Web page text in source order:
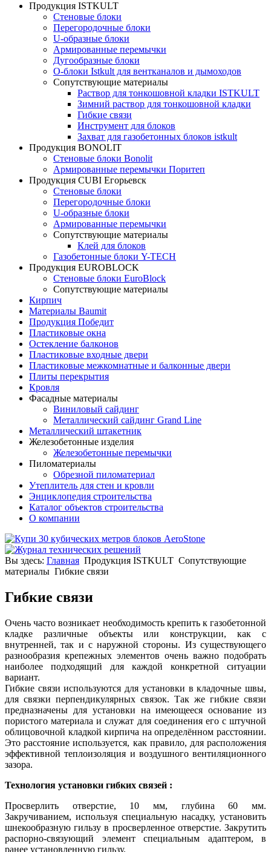
Продукция ISTKULT
Стеновые блоки
Перегородочные блоки
U-образные блоки
Армированные перемычки
Дугообразные блоки
О-блоки Istkult для вентканалов и дымоходов
Сопутствующие материалы
Раствор для тонкошовной кладки ISTKULT
Зимний раствор для тонкошовной кладки
Гибкие связи
Инструмент для блоков
Захват для газобетонных блоков istkult
Продукция BONOLIT
Стеновые блоки Bonolit
Армированные перемычки Поритеп
Продукция CUBI Егорьевск
Стеновые блоки
Перегородочные блоки
U-образные блоки
Армированные перемычки
Сопутствующие материалы
Клей для блоков
Газобетонные блоки Y-TECH
Продукция EUROBLOCK
Стеновые блоки EuroBlock
Сопутствующие материалы
Кирпич
Материалы Baumit
Продукция Победит
Пластиковые окна
Остекление балконов
Пластиковые входные двери
Пластиковые межкомнатные и балконные двери
Плиты перекрытия
Кровля
Фасадные материалы
Виниловый сайдинг
Металлический сайдинг Grand Line
Металлический штакетник
Железобетонные изделия
Железобетонные перемычки
Пиломатериалы
Обрезной пиломатериал
Утеплитель для стен и кровли
Энциклопедия строительства
Каталог объектов строительства
О компании
Вы здесь: Главная Продукция ISTKULT Сопутствующие
материалы Гибкие связи
Гибкие связи
Очень часто возникает необходимость крепить к газобетонной
кладке различные объекты или конструкции, как с
внутренней, так и с наружной стороны. Из существующего
разнообразия крепежных элементов очень важно подобрать
наиболее подходящий для каждой конкретной ситуации
вариант.
Гибкие связи используются для установки в кладочные швы,
для связки перпендикулярных связок. Так же гибкие связи
предназначены для установки на имеющееся основание из
пористого материала и служат для соединения его с штучной
облицовочной кладкой кирпича на определённом расстоянии.
Это расстояние используется, как правило, для расположения
эффективной теплоизоляция и воздушного вентиляционного
зазора.
Технология установки гибких связей :
Просверлить отверстие, 10 мм, глубина 60 мм.
Закручиванием, используя специальную насадку, установить
шнекообразную гильзу в просверленное отверстие. Закрутить
распорно-связующий элемент специальным адаптером, в
ранее установленную гильзу.